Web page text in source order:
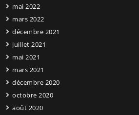
mai 2022
mars 2022
décembre 2021
juillet 2021
mai 2021
mars 2021
décembre 2020
octobre 2020
août 2020